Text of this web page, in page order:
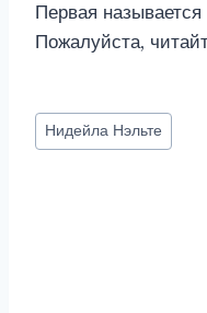
Первая
Пожалуйста,
Метки
записи:
Нидейла Нэльте